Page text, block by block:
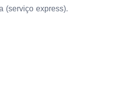
(serviço express).